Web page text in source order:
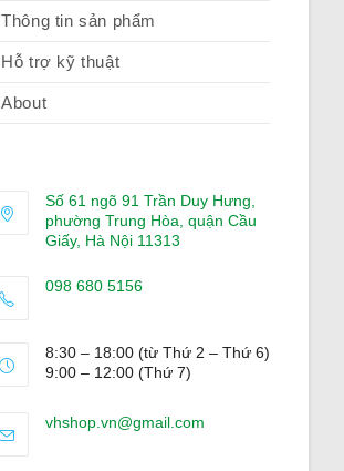
Thông tin sản phẩm
Hỗ trợ kỹ thuật
About
Số 61 ngõ 91 Trần Duy Hưng,
phường Trung Hòa, quận Cầu
Giấy, Hà Nội 11313
098 680 5156
your
8:30 – 18:00 (từ Thứ 2 – Thứ 6)
9:00 – 12:00 (Thứ 7)
vhshop.vn@gmail.comOpens